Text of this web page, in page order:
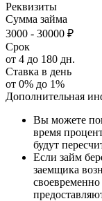
Реквизиты
Сумма займа
3000 - 30000 ₽
Срок
от 4 до 180 дн.
Ставка в день
от 0% до 1%
Дополнительная
Вы можете
время
будут
Если займ
заемщика